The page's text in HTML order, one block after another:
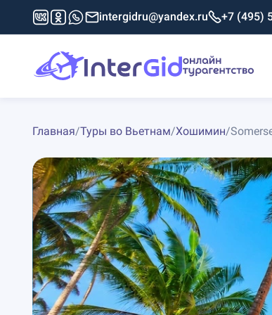
intergidru@yandex.ru +7 (495)
Главная/Туры во Вьетнам/Хошимин/